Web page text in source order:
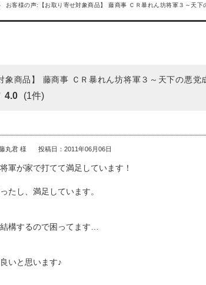
お客様の声:【お取り寄せ対象商品】 藤商事 ＣＲ暴れん坊将軍３～天下
象商品】 藤商事 ＣＲ暴れん坊将軍３～天下の悪党
4.0 (1件)
丸君 様 投稿日：2011年06月06日
軍が家で打てて満足しています！
たし、満足しています。
構するので困ってます…
いと思います♪